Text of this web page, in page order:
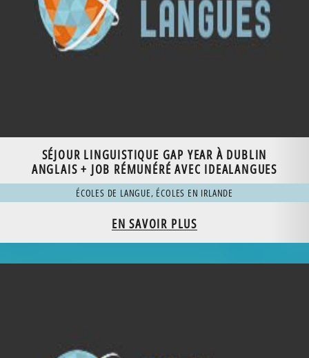
SÉJOUR LINGUISTIQUE GAP YEAR À DUBLIN
ANGLAIS + JOB RÉMUNÉRÉ AVEC IDEALANGUES
ÉCOLES DE LANGUE, ÉCOLES EN IRLANDE
EN SAVOIR PLUS